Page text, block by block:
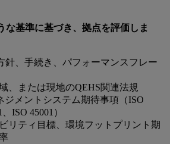
な基準に基づき、拠点を評価しま
針、手続き、パフォーマンスフレー
、または現地のQEHS関連法規
ジメントシステム期待事項（ISO
ISO 45001）
リティ目標、環境フットプリント期